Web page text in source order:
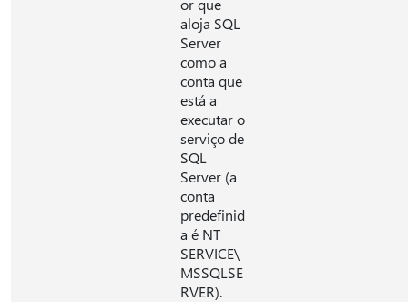
or que
aloja SQL
Server
como a
conta que
está a
executar o
serviço de
SQL
Server (a
conta
predefinid
a é NT
SERVICE\
MSSQLSE
RVER).